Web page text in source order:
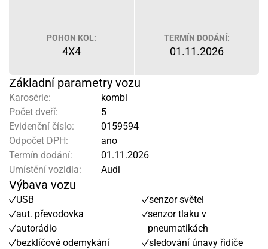
POHON KOL:
4X4
TERMÍN DODÁNÍ:
01.11.2026
Základní parametry vozu
Karosérie:
kombi
Počet dveří:
5
Evidenční číslo:
0159594
Odpočet DPH:
ano
Termín dodání:
01.11.2026
Umístění vozidla:
Audi
Výbava vozu
USB
aut. převodovka
autorádio
bezklíčové odemykání
senzor světel
senzor tlaku v
pneumatikách
sledování únavy řidiče